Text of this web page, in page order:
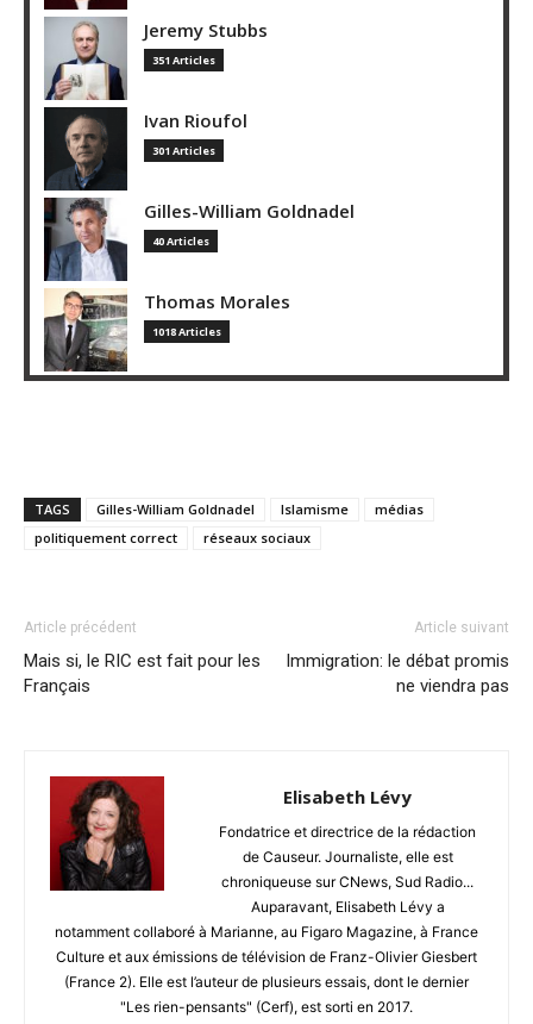
Jeremy Stubbs
351 Articles
Ivan Rioufol
301 Articles
Gilles-William Goldnadel
40 Articles
Thomas Morales
1018 Articles
TAGS Gilles-William Goldnadel Islamisme
médias
politiquement correct
réseaux sociaux
Article précédent
Mais si, le RIC est fait pour les
Français
Article suivant
Immigration: le débat promis
ne viendra pas
Elisabeth Lévy
Fondatrice et directrice de la rédaction
de Causeur. Journaliste, elle est
chroniqueuse sur CNews, Sud Radio...
Auparavant, Elisabeth Lévy a
notamment collaboré à Marianne, au Figaro Magazine, à France
Culture et aux émissions de télévision de Franz-Olivier Giesbert
(France 2). Elle est l’auteur de plusieurs essais, dont le dernier
"Les rien-pensants" (Cerf), est sorti en 2017.